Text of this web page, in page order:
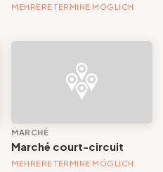
MEHRERE TERMINE MÖGLICH
MARCHÉ
Marché court-circuit
MEHRERE TERMINE MÖGLICH